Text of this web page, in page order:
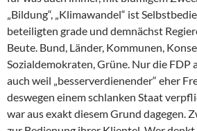
„Bildung“, „Klimawandel“ ist
beteiligten grade und demnächst
Beute. Bund, Länder, Kommunen,
Sozialdemokraten, Grüne. Nur die FDP
auch weil „besserverdienender“ eher
deswegen einem schlanken Staat
war aus exakt diesem Grund dagegen.